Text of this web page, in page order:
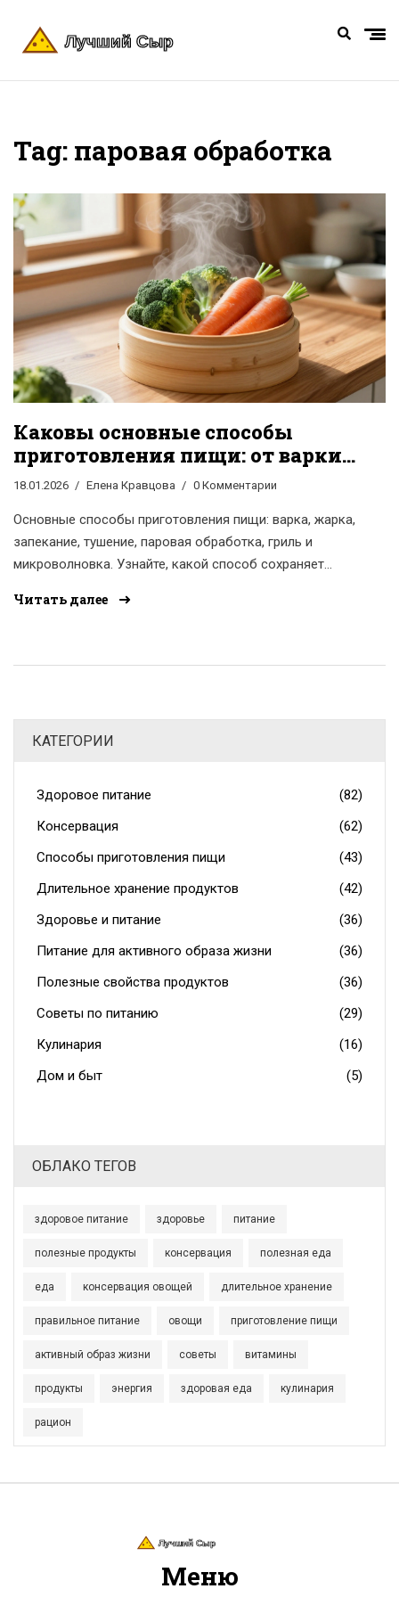
Tag: паровая обработка
Каковы основные способы
приготовления пищи: от варки
до жарки на гриле
18.01.2026 Елена Кравцова 0 Комментарии
Основные способы приготовления пищи: варка, жарка,
запекание, тушение, паровая обработка, гриль и
микроволновка. Узнайте, какой способ сохраняет
Читать далее
КАТЕГОРИИ
Здоровое питание
(82)
Консервация
(62)
Способы приготовления пищи
(43)
Длительное хранение продуктов
(42)
Здоровье и питание
(36)
Питание для активного образа жизни
(36)
Полезные свойства продуктов
(36)
Советы по питанию
(29)
Кулинария
(16)
Дом и быт
(5)
ОБЛАКО ТЕГОВ
здоровое питание здоровье питание
полезные продукты консервация полезная еда
еда консервация овощей длительное хранение
правильное питание овощи приготовление пищи
активный образ жизни советы витамины
продукты энергия здоровая еда кулинария
рацион
Меню